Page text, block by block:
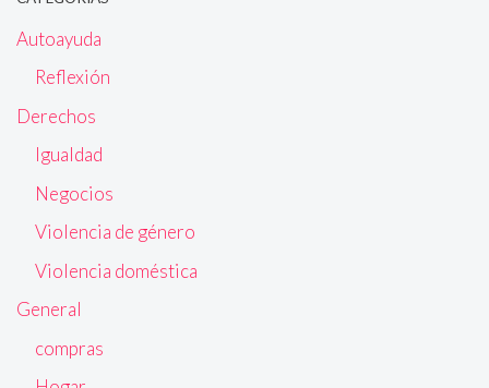
Autoayuda
Reflexión
Derechos
Igualdad
Negocios
Violencia de género
Violencia doméstica
General
compras